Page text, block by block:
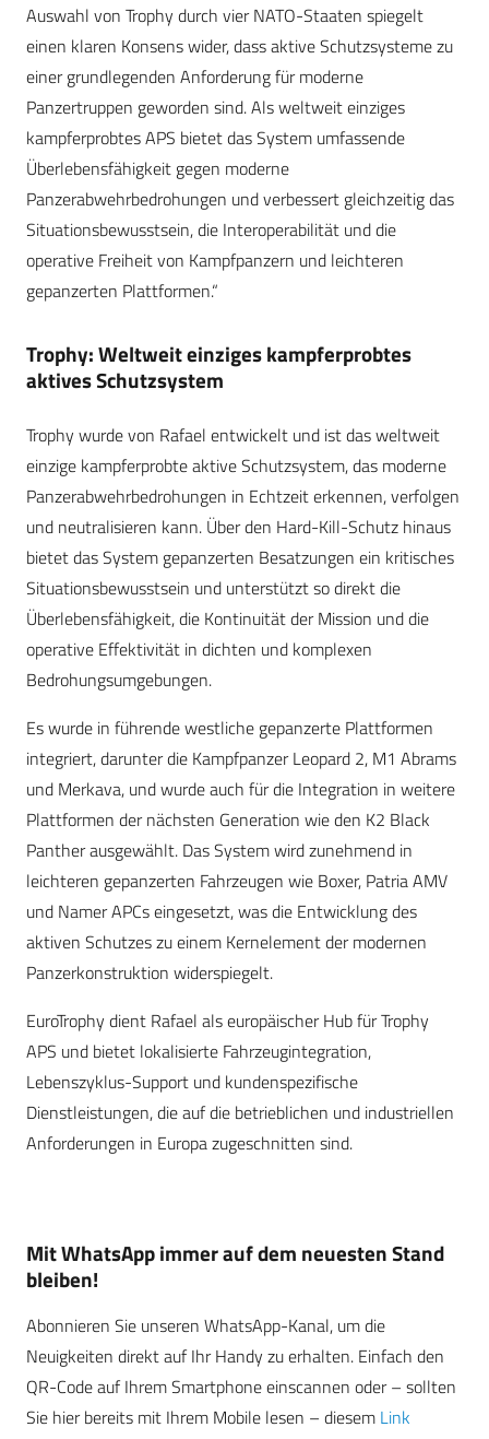
Auswahl von Trophy durch vier NATO-Staaten spiegelt
einen klaren Konsens wider, dass aktive Schutzsysteme zu
einer grundlegenden Anforderung für moderne
Panzertruppen geworden sind. Als weltweit einziges
kampferprobtes APS bietet das System umfassende
Überlebensfähigkeit gegen moderne
Panzerabwehrbedrohungen und verbessert gleichzeitig das
Situationsbewusstsein, die Interoperabilität und die
operative Freiheit von Kampfpanzern und leichteren
gepanzerten Plattformen.“
Trophy: Weltweit einziges kampferprobtes
aktives Schutzsystem
Trophy wurde von Rafael entwickelt und ist das weltweit
einzige kampferprobte aktive Schutzsystem, das moderne
Panzerabwehrbedrohungen in Echtzeit erkennen, verfolgen
und neutralisieren kann. Über den Hard-Kill-Schutz hinaus
bietet das System gepanzerten Besatzungen ein kritisches
Situationsbewusstsein und unterstützt so direkt die
Überlebensfähigkeit, die Kontinuität der Mission und die
operative Effektivität in dichten und komplexen
Bedrohungsumgebungen.
Es wurde in führende westliche gepanzerte Plattformen
integriert, darunter die Kampfpanzer Leopard 2, M1 Abrams
und Merkava, und wurde auch für die Integration in weitere
Plattformen der nächsten Generation wie den K2 Black
Panther ausgewählt. Das System wird zunehmend in
leichteren gepanzerten Fahrzeugen wie Boxer, Patria AMV
und Namer APCs eingesetzt, was die Entwicklung des
aktiven Schutzes zu einem Kernelement der modernen
Panzerkonstruktion widerspiegelt.
EuroTrophy dient Rafael als europäischer Hub für Trophy
APS und bietet lokalisierte Fahrzeugintegration,
Lebenszyklus-Support und kundenspezifische
Dienstleistungen, die auf die betrieblichen und industriellen
Anforderungen in Europa zugeschnitten sind.
Mit WhatsApp immer auf dem neuesten Stand
bleiben!
Abonnieren Sie unseren WhatsApp-Kanal, um die
Neuigkeiten direkt auf Ihr Handy zu erhalten. Einfach den
QR-Code auf Ihrem Smartphone einscannen oder – sollten
Sie hier bereits mit Ihrem Mobile lesen – diesem Link